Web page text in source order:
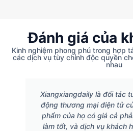
Đánh giá của
Kinh nghiệm phong phú trong hợp
các dịch vụ tùy chỉnh độc quyền
nhau
Xiangxiangdaily là đối tác
động thương mại điện tử
phẩm của họ có giá cả
làm tốt, và dịch vụ khách